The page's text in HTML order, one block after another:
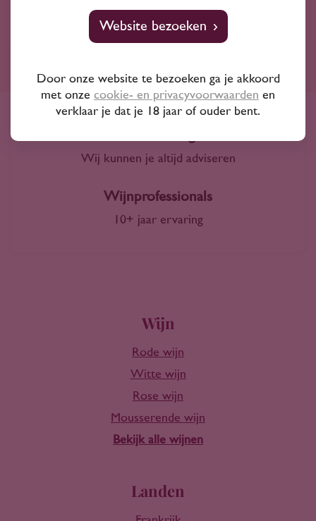
Ruim assortiment
4000+ wijnen in ons assortiment
Wij kunnen je altijd adviseren
Wijnprofessionals
10+ jaar ervaring
Wijn
Rode wijn
Witte wijn
Rose wijn
Mousserende wijn
Bekijk alle wijnen
Landen
Website bezoeken
Door onze website te bezoeken ga je akkoord
met onze cookie- en privacyvoorwaarden en
verklaar je dat je 18 jaar of ouder bent.